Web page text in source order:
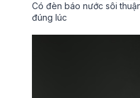
Có đèn báo nước sôi
đúng lúc